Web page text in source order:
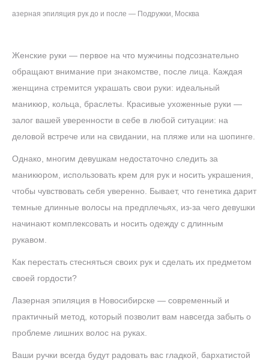
азерная эпиляция рук до и после — Подружки, Москва
Женские руки — первое на что мужчины подсознательно
обращают внимание при знакомстве, после лица. Каждая
женщина стремится украшать свои руки: идеальный
маникюр, кольца, браслеты. Красивые ухоженные руки —
залог вашей уверенности в себе в любой ситуации: на
деловой встрече или на свидании, на пляже или на шопинге.
Однако, многим девушкам недостаточно следить за
маникюром, использовать крем для рук и носить украшения,
чтобы чувствовать себя уверенно. Бывает, что генетика дарит
темные длинные волосы на предплечьях, из-за чего девушки
начинают комплексовать и носить одежду с длинным
рукавом.
Как перестать стесняться своих рук и сделать их предметом
своей гордости?
Лазерная эпиляция в Новосибирске — современный и
практичный метод, который позволит вам навсегда забыть о
проблеме лишних волос на руках.
Ваши ручки всегда будут радовать вас гладкой, бархатистой